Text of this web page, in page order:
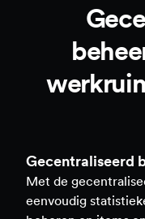
Gecentraliseerd
Met de
eenvoudig